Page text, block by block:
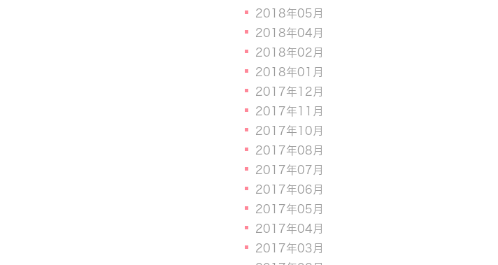
2018年05月
2018年04月
2018年02月
2018年01月
2017年12月
2017年11月
2017年10月
2017年08月
2017年07月
2017年06月
2017年05月
2017年04月
2017年03月